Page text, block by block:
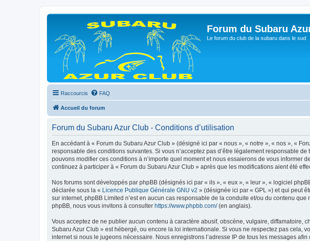
Forum du Subaru
Le forum du club de la subaru dans le sud
Raccourcis FAQ
Accueil du forum
Forum du Subaru Azur Club - Conditions d’utilisation
En accédant à « Forum du Subaru Azur Club » (désigné ici par « nous », « notre », « nos », «
responsable des conditions suivantes. Si vous n’acceptez pas d’être légalement responsable
pouvons modifier ces conditions à n’importe quel moment et nous essaierons de vous
continuez à participer à « Forum du Subaru Azur Club » après que les modifications aient été
Nos forums sont développés par phpBB (désignés ici par « ils », « eux », « leur », « logiciel
déclarée sous la « Licence Publique Générale GNU v2 » (désignée ici par « GPL ») et qui peut
sur internet, phpBB Limited n’est en aucun cas responsable de la conduite et/ou du contenu
phpBB, nous vous invitons à consulter https://www.phpbb.com/(en anglais).
Vous acceptez de ne publier aucun contenu à caractère abusif, obscène, vulgaire, diffamatoire,
Subaru Azur Club » est hébergé, ou encore la loi internationale. Si vous ne respectez pas cela,
internet si nous le jugeons nécessaire. Nous enregistrons l’adresse IP de tous les messages